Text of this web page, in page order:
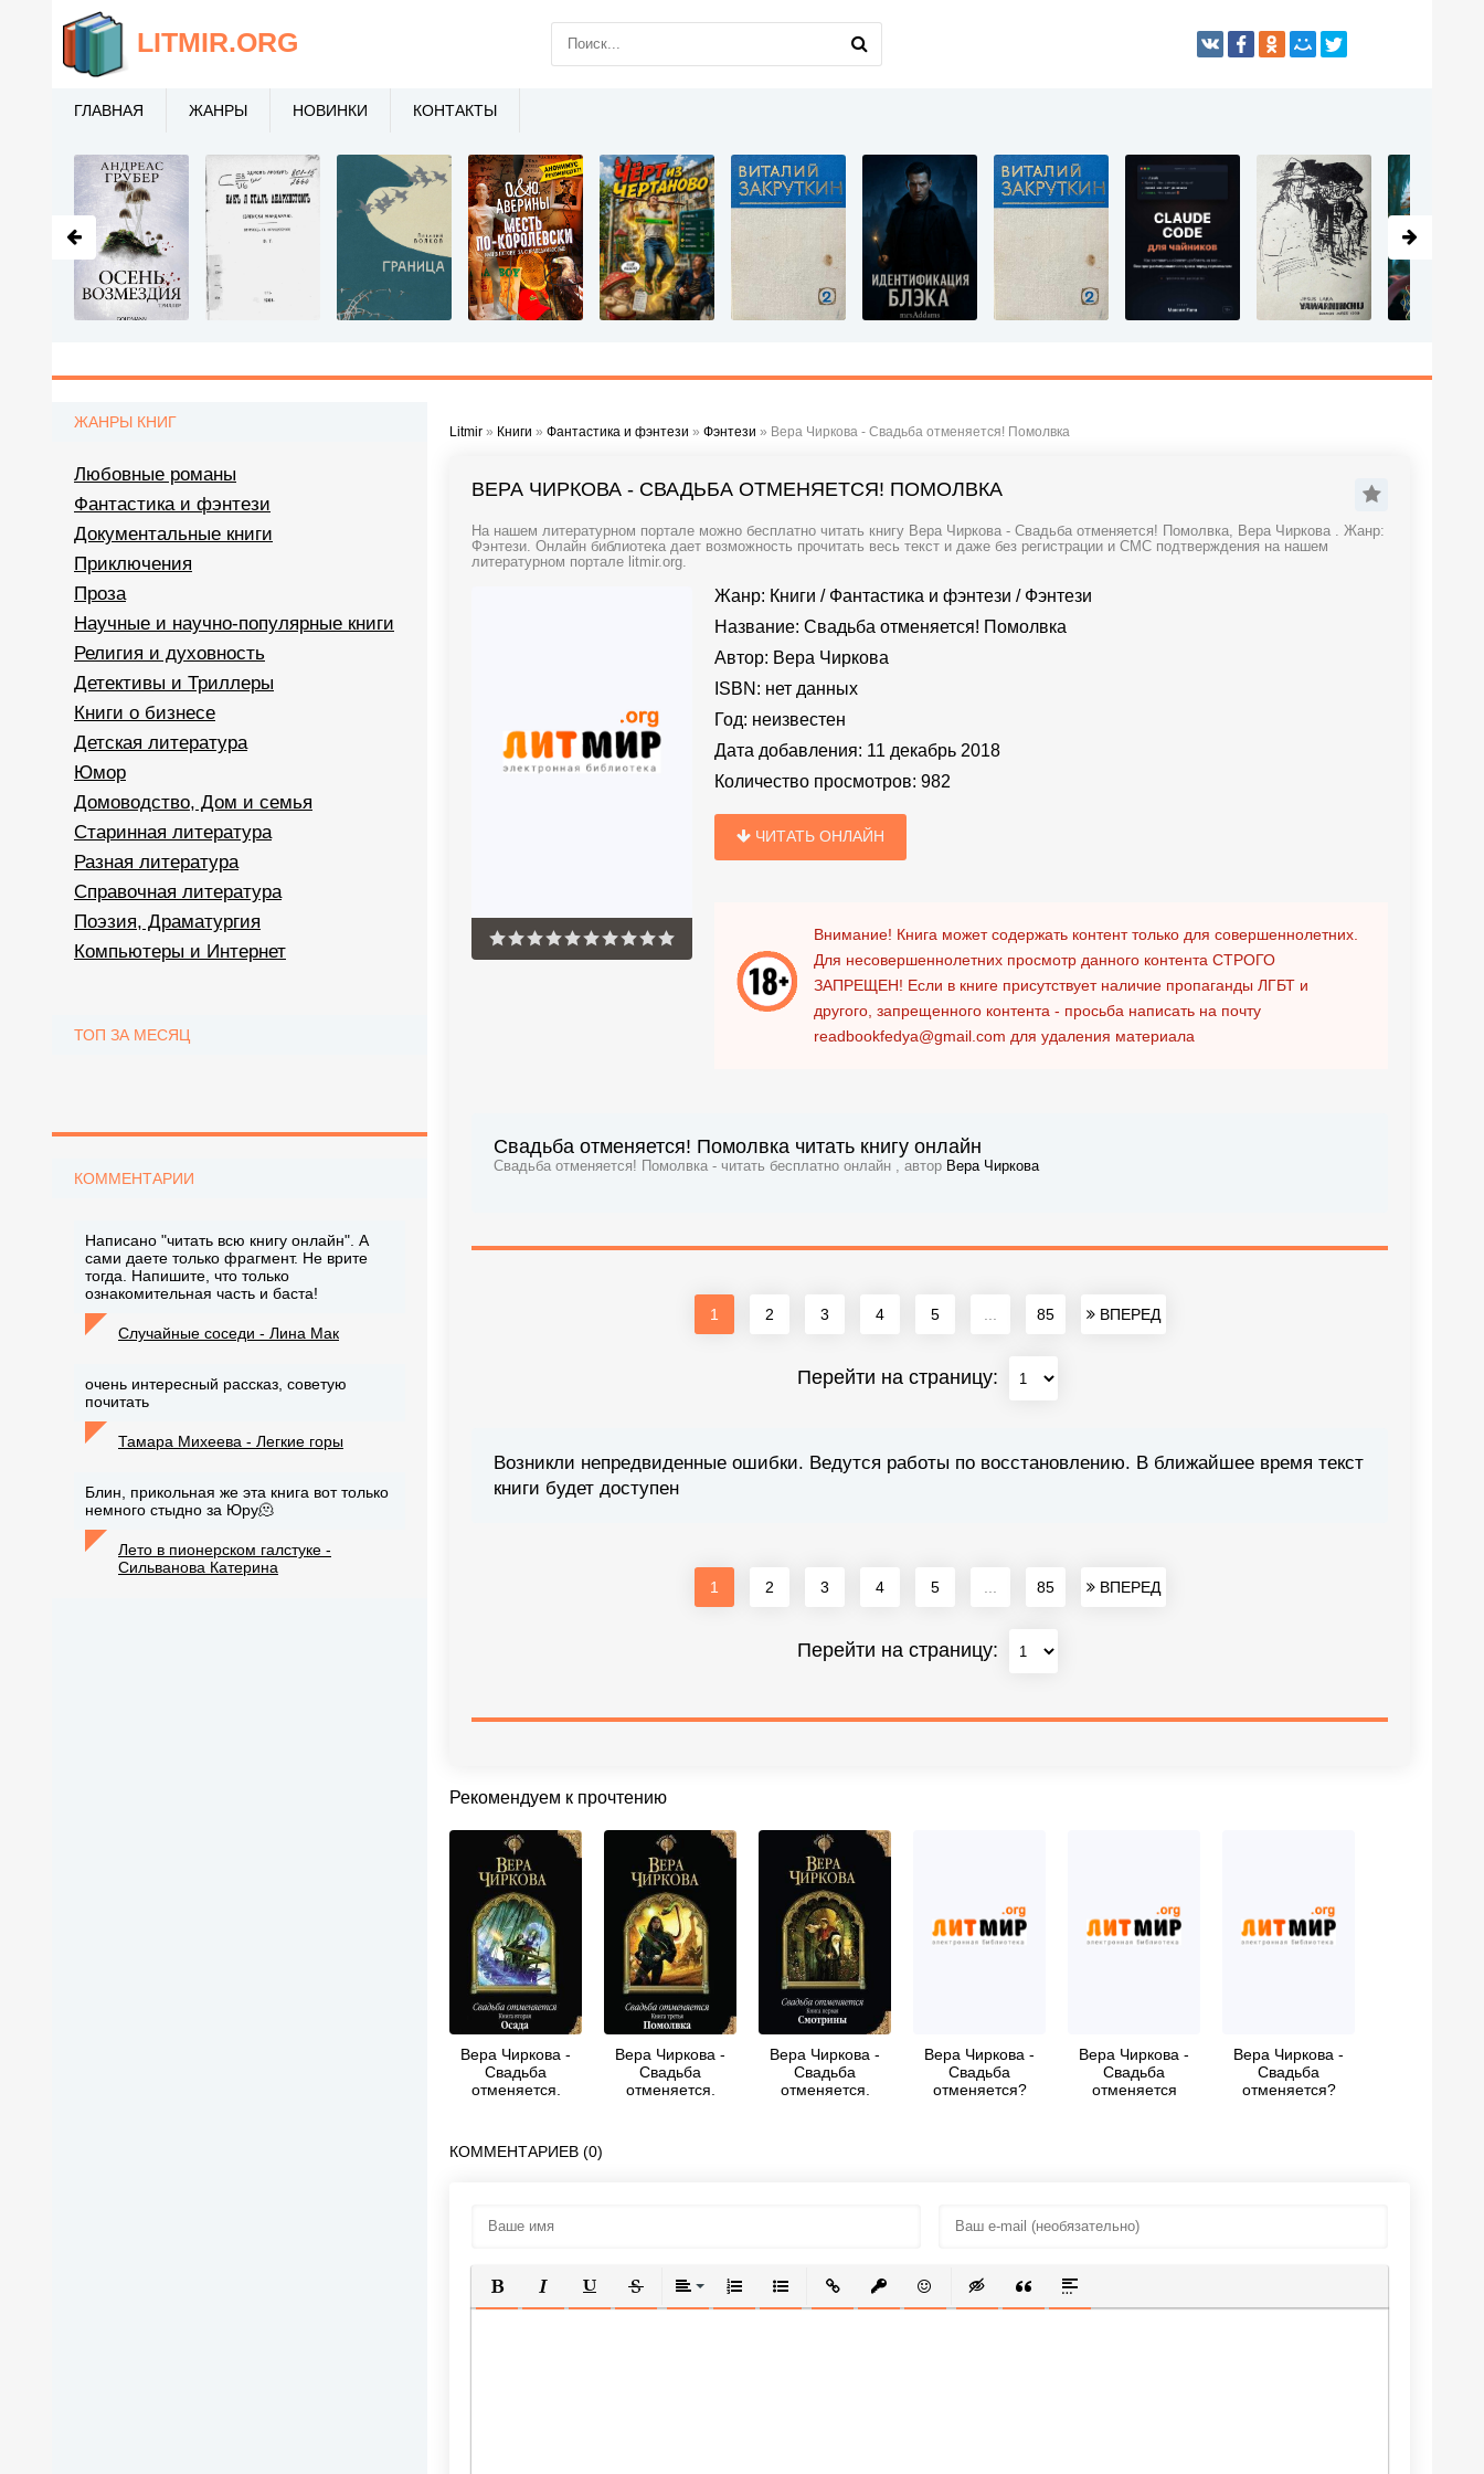
Litmir » Книги » Фантастика и фэнтези » Фэнтези » Вера Чиркова - Свадьба отменяется! Помолвка
ВЕРА ЧИРКОВА - СВАДЬБА ОТМЕНЯЕТСЯ! ПОМОЛВКА
На нашем литературном портале можно бесплатно читать книгу Вера Чиркова - Свадьба отменяется! Помолвка, Вера Чиркова . Жанр:
Фэнтези. Онлайн библиотека дает возможность прочитать весь текст и даже без регистрации и СМС подтверждения на нашем
литературном портале litmir.org.
Жанр: Книги / Фантастика и фэнтези / Фэнтези
Название: Свадьба отменяется! Помолвка
Автор: Вера Чиркова
ISBN: нет данных
Год: неизвестен
Дата добавления: 11 декабрь 2018
Количество просмотров: 982
ЧИТАТЬ ОНЛАЙН
Внимание! Книга может содержать контент только для совершеннолетних.
Для несовершеннолетних просмотр данного контента СТРОГО
ЗАПРЕЩЕН! Если в книге присутствует наличие пропаганды ЛГБТ и
другого, запрещенного контента - просьба написать на почту
readbookfedya@gmail.com для удаления материала
Свадьба отменяется! Помолвка читать книгу онлайн
Свадьба отменяется! Помолвка - читать бесплатно онлайн , автор Вера Чиркова
1 2 3 4 5 85 ВПЕРЕД
Перейти на страницу:
Возникли непредвиденные ошибки. Ведутся работы по восстановлению. В ближайшее время текст
книги будет доступен
1 2 3 4 5 85 ВПЕРЕД
Перейти на страницу:
Рекомендуем к прочтению
Вера Чиркова -
Свадьба
отменяется.
Вера Чиркова -
Свадьба
отменяется.
Вера Чиркова -
Свадьба
отменяется.
Вера Чиркова -
Свадьба
отменяется?
Вера Чиркова -
Свадьба
отменяется
Вера Чиркова -
Свадьба
отменяется?
КОММЕНТАРИЕВ (0)
ПОЛУЖИРНЫЙ
КУРСИВПОДЧЕРКНУТЫЙ
ЗАЧЕРКНУТЫЙВЫРАВНИВАНИЕ
НУМЕРОВАННЫЙ СПИСОК
МАРКИРОВАННЫЙ СПИСОК
ВСТАВИТЬ ССЫЛКУ
ВСТАВИТЬ ЗАЩИЩЕННУЮ ССЫЛКУ
ВСТАВИТЬ СМАЙЛИК
ВСТАВКА СКРЫТОГО ТЕКСТА
ВСТАВКА ЦИТАТЫ
ВСТАВКА СПОЙЛЕРА
ЖАНРЫ КНИГ
Любовные романы
Фантастика и фэнтези
Документальные книги
Приключения
Проза
Научные и научно-популярные книги
Религия и духовность
Детективы и Триллеры
Книги о бизнесе
Детская литература
Юмор
Домоводство, Дом и семья
Старинная литература
Разная литература
Справочная литература
Поэзия, Драматургия
Компьютеры и Интернет
ТОП ЗА МЕСЯЦ
КОММЕНТАРИИ
Написано "читать всю книгу онлайн". А
сами даете только фрагмент. Не врите
тогда. Напишите, что только
ознакомительная часть и баста!
Случайные соседи - Лина Мак
очень интересный рассказ, советую
почитать
Тамара Михеева - Легкие горы
Блин, прикольная же эта книга вот только
немного стыдно за Юру🫠
Лето в пионерском галстуке -
Сильванова Катерина
LITMIR.ORG
ГЛАВНАЯ ЖАНРЫ НОВИНКИ КОНТАКТЫ